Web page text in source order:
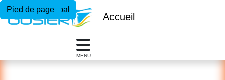
Menu principal
Contenu principal
Pied de page
Accueil
MENU